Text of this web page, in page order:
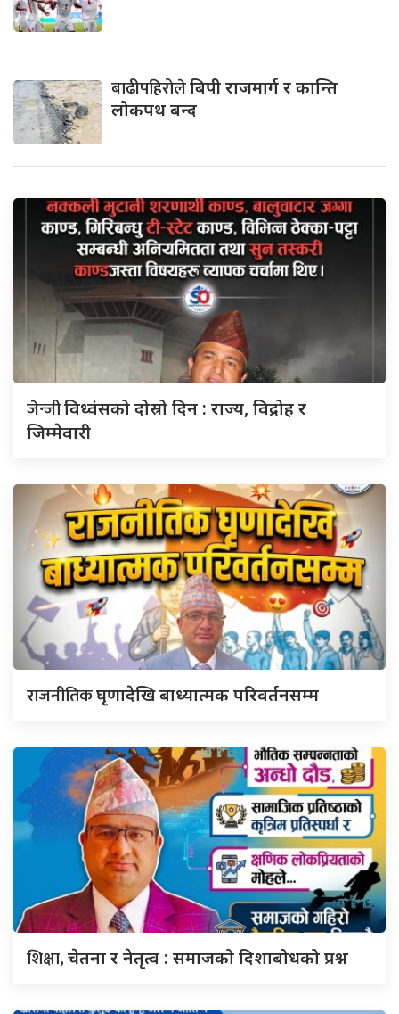
बाढीपहिरोलेबिपी राजमार्ग र कान्ति
लोकपथ बन्द
जेन्जीविध्वंसको दोस्रो दिन : राज्य, विद्रोह र
जिम्मेवारी
राजनीतिकघृणादेखि बाध्यात्मक परिवर्तनसम्म
शिक्षा,चेतना र नेतृत्व : समाजको दिशाबोधको प्रश्न